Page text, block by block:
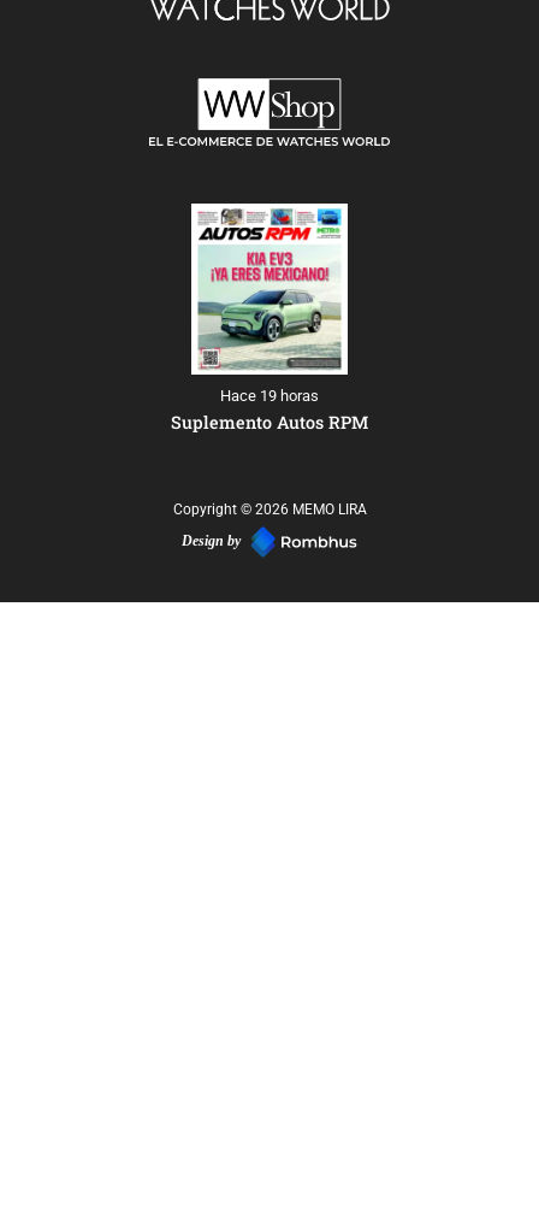
Hace 19 horas
Suplemento Autos RPM
Copyright © 2026 MEMO LIRA
Design by